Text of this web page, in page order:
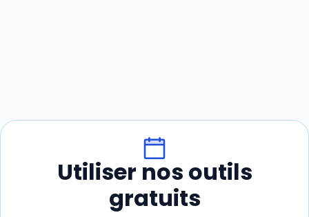
Utiliser nos outils
gratuits